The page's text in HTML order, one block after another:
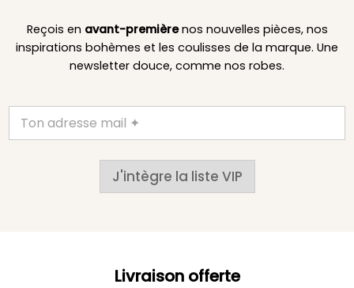
Reçois en avant-premièrenos nouvelles pièces, nos
inspirations bohèmes et les coulisses de la marque. Une
newsletter douce, comme nos robes.
J'intègre la liste VIP
Livraison offerte